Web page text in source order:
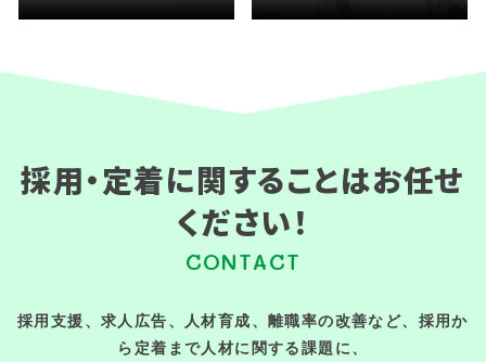
採用・定着に関することはお任せ
ください！
CONTACT
採用支援、求人広告、人材育成、離職率の改善など、採用か
ら定着まで人材に関する課題に、